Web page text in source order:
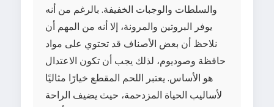
والسلطات والوجبات الخفيفة. بالرغم من أنه
يوفر البروتين والمرونة، إلا أنه من المهم أن
نلاحظ أن بعض الأصناف قد تحتوي على مواد
حافظة وصوديوم، لذلك يجب أن تكون الاعتدال
هو الأساس. يعتبر اللحم المقطع خيارًا مثاليًا
لأساليب الحياة المزدحمة، حيث يضيف الراحة